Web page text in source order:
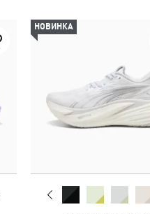
НОВИНКА